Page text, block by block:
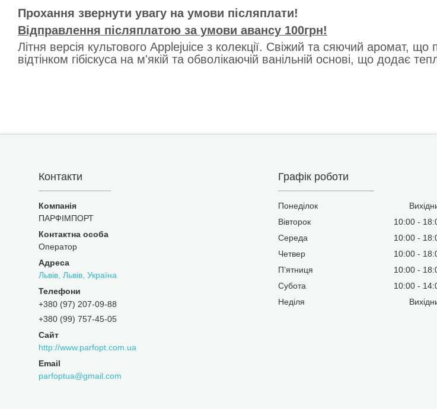
Прохання звернути увагу на умови післяплати!
Відправлення післяплатою за умови авансу 100грн!
Літня версія культового Applejuice з колекції. Свіжий та сяючий аромат, що
відтінком гібіскуса на м'якій та обволікаючій ванільній основі, що додає
Контакти
ПАРФІМПОРТ
Оператор
Львів, Львів, Україна
+380 (97) 207-09-88
+380 (99) 757-45-05
http://www.parfopt.com.ua
parfoptua@gmail.com
Графік роботи
Понеділок
Вівторок
10:00
Середа
10:00
Четвер
10:00
Пʼятниця
10:00
Субота
10:00
Неділя